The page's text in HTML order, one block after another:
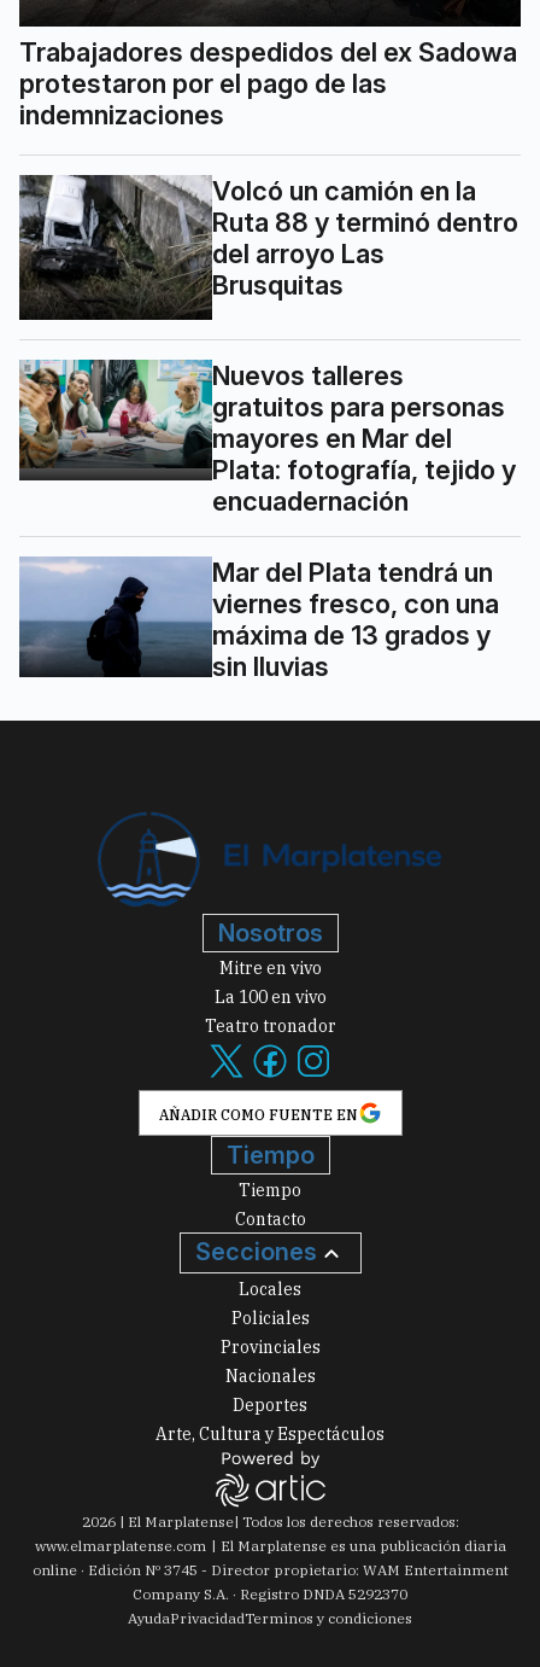
Trabajadores despedidos del ex Sadowa
protestaron por el pago de las
indemnizaciones
Volcó un camión en la
Ruta 88 y terminó dentro
del arroyo Las
Brusquitas
Nuevos talleres
gratuitos para personas
mayores en Mar del
Plata: fotografía, tejido y
encuadernación
Mar del Plata tendrá un
viernes fresco, con una
máxima de 13 grados y
sin lluvias
Nosotros
Mitre en vivo
La 100 en vivo
Teatro tronador
AÑADIR COMO FUENTE EN
Tiempo
Tiempo
Contacto
Secciones
Locales
Policiales
Provinciales
Nacionales
Deportes
Arte, Cultura y Espectáculos
2026| El Marplatense| Todos los derechos reservados:
www.elmarplatense.com
El Marplatense es una publicación diaria
online · Edición Nº 3745 - Director propietario: WAM Entertainment
Company S.A. · Registro DNDA 5292370
AyudaPrivacidadTerminos y condiciones